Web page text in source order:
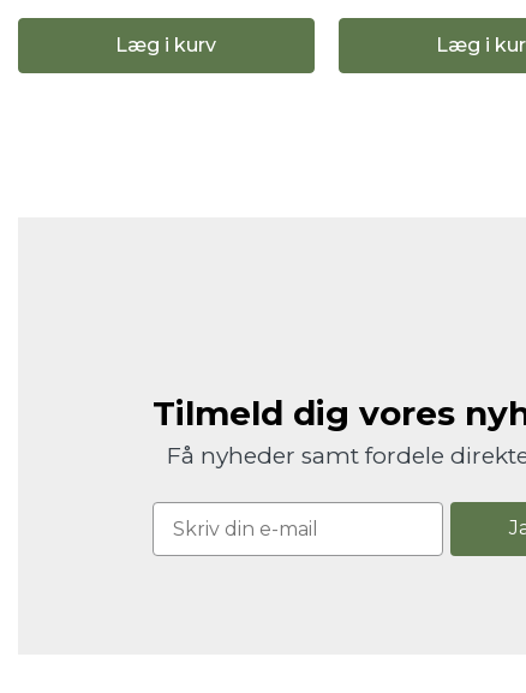
Læg i kurv Læg i
Tilmeld dig vores
Få nyheder samt fordele